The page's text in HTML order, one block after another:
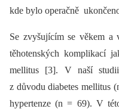
kde bylo operačně
Se zvyšujícím se věkem
těhotenských komplikací
mellitus [3]. V naší
z důvodu diabetes mellitus
hypertenze (n = 69). V